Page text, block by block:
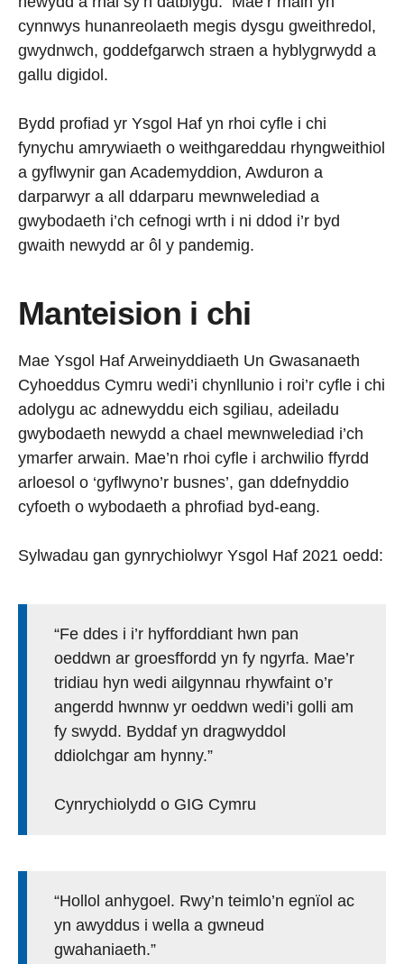
cynnwys hunanreolaeth megis dysgu gweithredol,
gwydnwch, goddefgarwch straen a hyblygrwydd a
gallu digidol.
Bydd profiad yr Ysgol Haf yn rhoi cyfle i chi
fynychu amrywiaeth o weithgareddau rhyngweithiol
a gyflwynir gan Academyddion, Awduron a
darparwyr a all ddarparu mewnwelediad a
gwybodaeth i’ch cefnogi wrth i ni ddod i’r byd
gwaith newydd ar ôl y pandemig.
Manteision i chi
Mae Ysgol Haf Arweinyddiaeth Un Gwasanaeth
Cyhoeddus Cymru wedi’i chynllunio i roi’r cyfle i chi
adolygu ac adnewyddu eich sgiliau, adeiladu
gwybodaeth newydd a chael mewnwelediad i’ch
ymarfer arwain. Mae’n rhoi cyfle i archwilio ffyrdd
arloesol o ‘gyflwyno’r busnes’, gan ddefnyddio
cyfoeth o wybodaeth a phrofiad byd-eang.
Sylwadau gan gynrychiolwyr Ysgol Haf 2021 oedd:
“Fe ddes i i’r hyfforddiant hwn pan
oeddwn ar groesffordd yn fy ngyrfa. Mae’r
tridiau hyn wedi ailgynnau rhywfaint o’r
angerdd hwnnw yr oeddwn wedi’i golli am
fy swydd. Byddaf yn dragwyddol
ddiolchgar am hynny.”
Cynrychiolydd o GIG Cymru
“Hollol anhygoel. Rwy’n teimlo’n egnïol ac
yn awyddus i wella a gwneud
gwahaniaeth.”